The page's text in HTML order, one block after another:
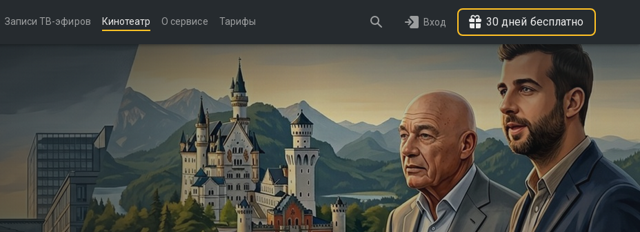
Записи ТВ-эфиров Кинотеатр О сервисе Тарифы Вход 30 дней бесплатно